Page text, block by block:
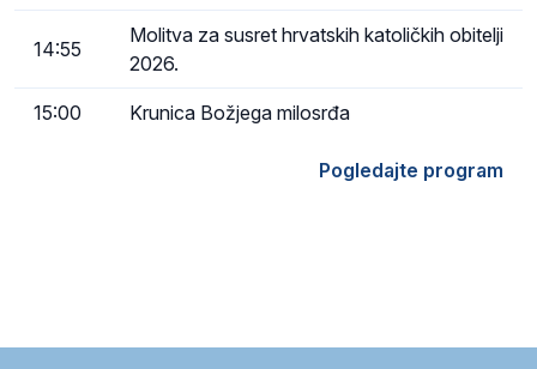
14:55
Molitva za susret hrvatskih katoličkih obitelji
2026.
15:00 Krunica Božjega milosrđa
Pogledajte program